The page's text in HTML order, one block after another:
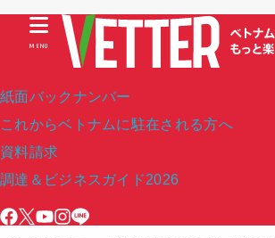
紙面バックナンバー
これからベトナムに駐在される方へ
資料請求
調達＆ビジネスガイド2026
MENU